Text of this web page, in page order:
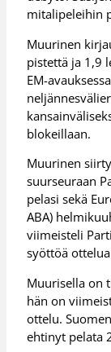
mitalipeleihin
Muurinen
pistettä ja 1,9
EM-
blokeillaan.
Muurinen
suurseuraan
pelasi sekä
ABA)
viimeisteli
syöttöä
Muurisella on
hän on
ottelu.
ehtinyt pelata